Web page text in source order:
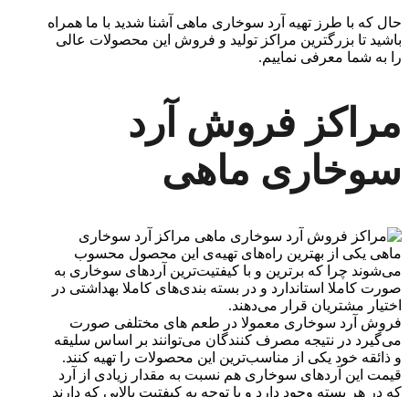
حال که با طرز تهیه آرد سوخاری ماهی آشنا شدید با ما همراه
باشید تا بزرگترین مراکز تولید و فروش این محصولات عالی
را به شما معرفی نماییم.
مراکز فروش آرد
سوخاری ماهی
مراکز آرد سوخاری
ماهی یکی از بهترین راه‌های تهیه‌ی این محصول محسوب
می‌شوند چرا که برترین و با کیفتیت‌ترین آردهای سوخاری به
صورت کاملا استاندارد و در بسته بندی‌های کاملا بهداشتی در
اختیار مشتریان قرار می‌دهند.
فروش آرد سوخاری معمولا در طعم ‌های مختلفی صورت
می‌گیرد در نتیجه مصرف کنندگان می‌توانند بر اساس سلیقه
و ذائقه خود یکی از مناسب‌ترین این محصولات را تهیه کنند.
قیمت این آردهای سوخاری هم نسبت به مقدار زیادی از آرد
که در هر بسته وجود دارد و با توجه به کیفتیت بالایی که دارند